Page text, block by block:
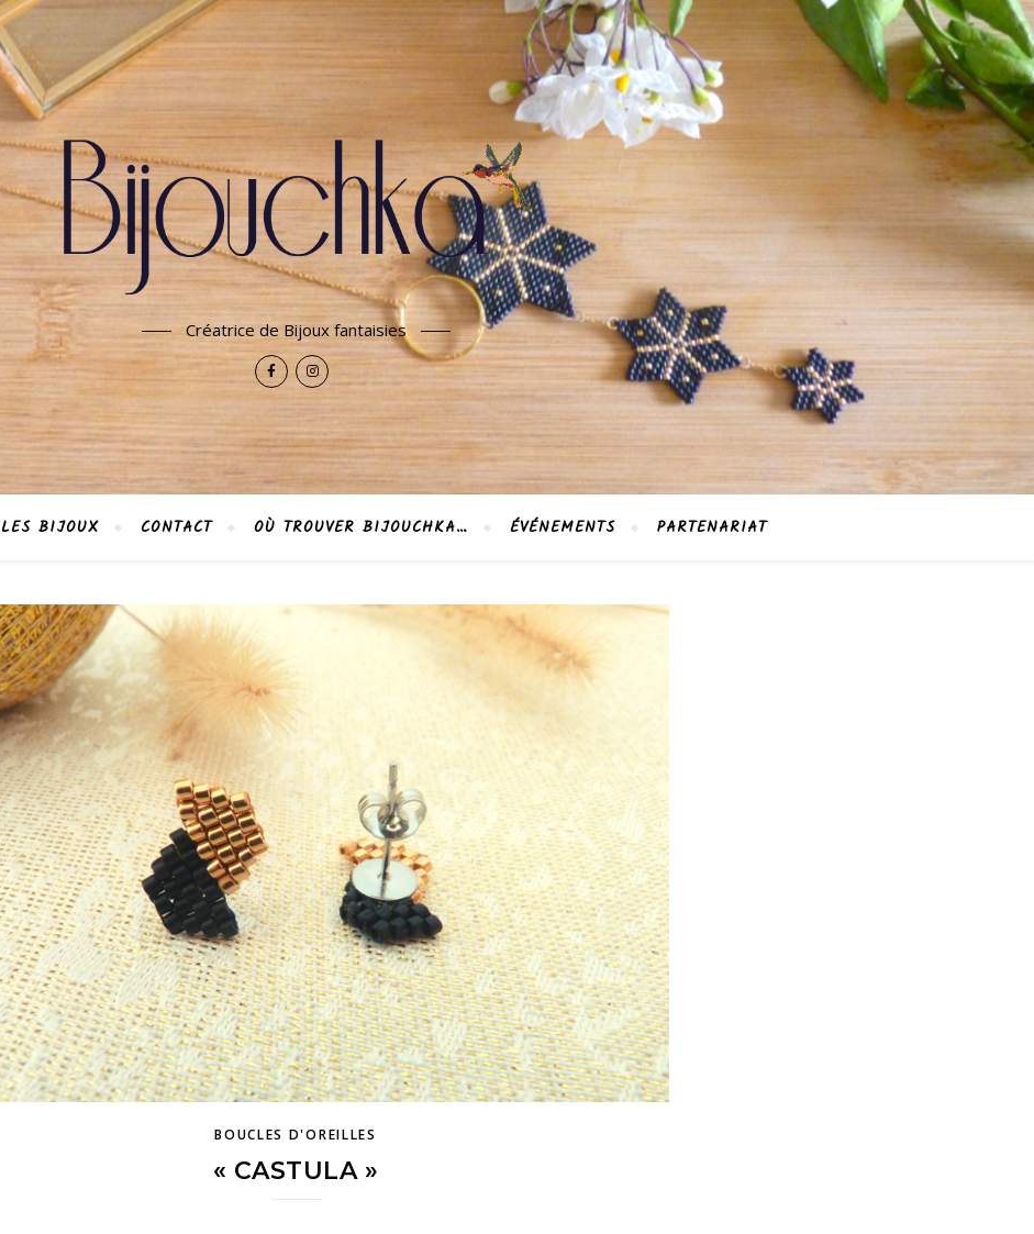
Créatrice de Bijoux fantaisies
LES BIJOUX CONTACT OÙ TROUVER BIJOUCHKA… ÉVÉNEMENTS PARTENARIAT
BOUCLES D'OREILLES
« CASTULA »